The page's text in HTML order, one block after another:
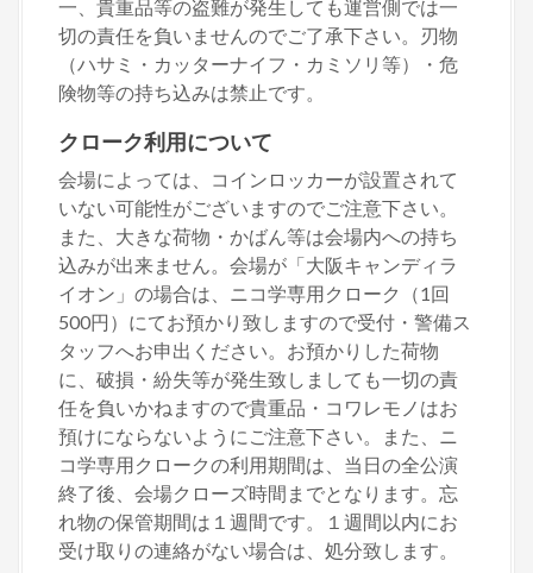
一、貴重品等の盗難が発生しても運営側では一
切の責任を負いませんのでご了承下さい。刃物
（ハサミ・カッターナイフ・カミソリ等）・危
険物等の持ち込みは禁止です。
クローク利用について
会場によっては、コインロッカーが設置されて
いない可能性がございますのでご注意下さい。
また、大きな荷物・かばん等は会場内への持ち
込みが出来ません。会場が「大阪キャンディラ
イオン」の場合は、ニコ学専用クローク（1回
500円）にてお預かり致しますので受付・警備ス
タッフへお申出ください。お預かりした荷物
に、破損・紛失等が発生致しましても一切の責
任を負いかねますので貴重品・コワレモノはお
預けにならないようにご注意下さい。また、ニ
コ学専用クロークの利用期間は、当日の全公演
終了後、会場クローズ時間までとなります。忘
れ物の保管期間は１週間です。１週間以内にお
受け取りの連絡がない場合は、処分致します。